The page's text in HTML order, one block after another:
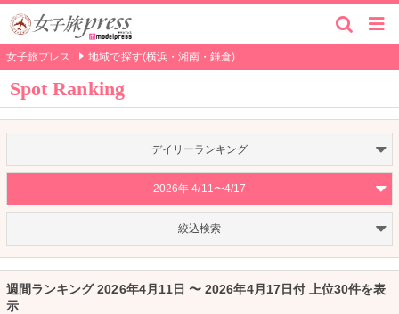
女子旅プレス 地域で探す(横浜・湘南・鎌倉)
Spot Ranking
デイリーランキング
2026年 4/11〜4/17
絞込検索
週間ランキング 2026年4月11日 〜 2026年4月17日付 上位30件を表
示